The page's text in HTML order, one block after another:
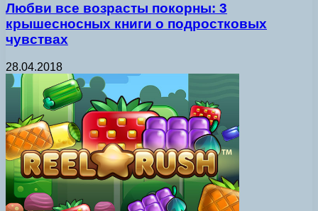
Любви все возрасты покорны: 3
крышесносных книги о подростковых
чувствах
28.04.2018